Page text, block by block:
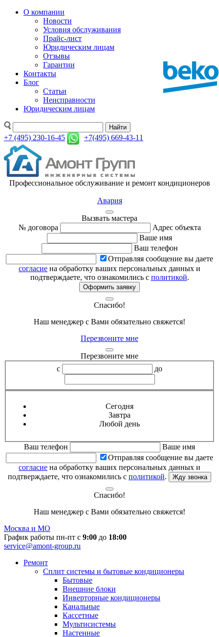
О компании
Новости
Условия обслуживания
Прайс-лист
Юридическим лицам
Отзывы
Гарантии
Контакты
Блог
Статьи
Неисправности
Юридическим лицам
Найти
+7 (495) 230-16-45 +7(495) 669-43-11
Профессиональное обслуживание и ремонт кондиционеров
Авария
Вызвать мастера
№ договора
Адрес объекта
Ваше имя
Ваш телефон
Отправляя сообщение вы даете
согласие на обработку ваших персональных данных и
подтверждаете, что ознакомились с политикой.
Оформить заявку
Спасибо!
Наш менеджер с Вами обязательно свяжется!
Перезвоните мне
Перезвоните мне
с
до
Сегодня
Завтра
Любой день
Ваш телефон
Ваше имя
Отправляя сообщение вы даете
согласие на обработку ваших персональных данных и
подтверждаете, что ознакомились с политикой. Жду звонка
Спасибо!
Наш менеджер с Вами обязательно свяжется!
Москва и МО
График работы пн-пт с 9:00 до 18:00
service@amont-group.ru
Ремонт
Сплит системы и бытовые кондиционеры
Бытовые
Внешние блоки
Инверторные кондиционеры
Канальные
Кассетные
Мультисистемы
Настенные